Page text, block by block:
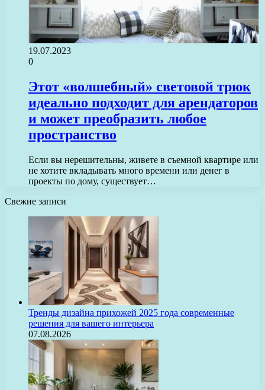
19.07.2023
0
Этот «волшебный» световой трюк
идеально подходит для арендаторов
и может преобразить любое
пространство
Если вы нерешительны, живете в съемной квартире или
не хотите вкладывать много времени или денег в
проекты по дому, существует…
Свежие записи
Тренды дизайна прихожей 2025 года современные
решения для вашего интерьера
07.08.2026